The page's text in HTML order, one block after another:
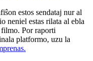
estos sendataj nur al
neniel estas rilata al ebla
Por raporti
platformo, uzu la